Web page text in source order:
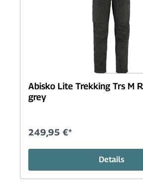
Abisko Lite Trekking Trs M
grey
249,95 €*
Details